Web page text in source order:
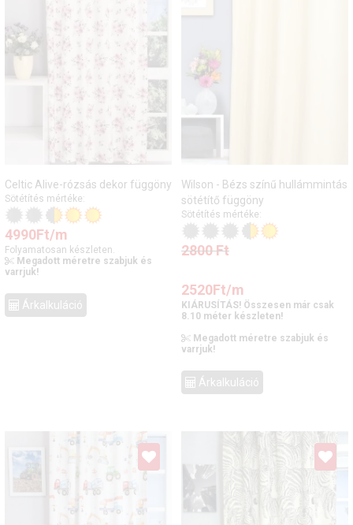
Celtic Alive-rózsás dekor függöny
Sötétítés mértéke:
4990Ft/m
Folyamatosan készleten.
Megadott méretre szabjuk és
varrjuk!
Árkalkuláció
Wilson - Bézs színű hullámmintás
sötétítő függöny
Sötétítés mértéke:
2800Ft
2520Ft/m
KIÁRUSÍTÁS! Összesen már csak
8.10 méter készleten!
Megadott méretre szabjuk és
varrjuk!
Árkalkuláció